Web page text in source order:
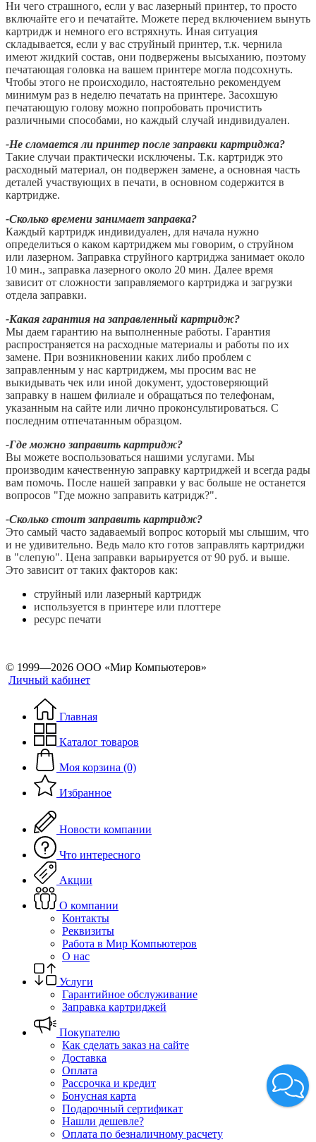
Ни чего страшного, если у вас лазерный принтер, то просто
включайте его и печатайте. Можете перед включением вынуть
картридж и немного его встряхнуть. Иная ситуация
складывается, если у вас струйный принтер, т.к. чернила
имеют жидкий состав, они подвержены высыханию, поэтому
печатающая головка на вашем принтере могла подсохнуть.
Чтобы этого не происходило, настоятельно рекомендуем
минимум раз в неделю печатать на принтере. Засохшую
печатающую голову можно попробовать прочистить
различными способами, но каждый случай индивидуален.
-Не сломается ли принтер после заправки картриджа?
Такие случаи практически исключены. Т.к. картридж это
расходный материал, он подвержен замене, а основная часть
деталей участвующих в печати, в основном содержится в
картридже.
-Сколько времени занимает заправка?
Каждый картридж индивидуален, для начала нужно
определиться о каком картриджем мы говорим, о струйном
или лазерном. Заправка струйного картриджа занимает около
10 мин., заправка лазерного около 20 мин. Далее время
зависит от сложности заправляемого картриджа и загрузки
отдела заправки.
-Какая гарантия на заправленный картридж?
Мы даем гарантию на выполненные работы. Гарантия
распространяется на расходные материалы и работы по их
замене. При возникновении каких либо проблем с
заправленным у нас картриджем, мы просим вас не
выкидывать чек или иной документ, удостоверяющий
заправку в нашем филиале и обращаться по телефонам,
указанным на сайте или лично проконсультироваться. С
последним отпечатанным образцом.
-Где можно заправить картридж?
Вы можете воспользоваться нашими услугами. Мы
производим качественную заправку картриджей и всегда рады
вам помочь. После нашей заправки у вас больше не останется
вопросов "Где можно заправить катридж?".
-Сколько стоит заправить картридж?
Это самый часто задаваемый вопрос который мы слышим, что
и не удивительно. Ведь мало кто готов заправлять картриджи
в "слепую". Цена заправки варьируется от 90 руб. и выше.
Это зависит от таких факторов как:
струйный или лазерный картридж
используется в принтере или плоттере
ресурс печати
© 1999—2026 ООО «Мир Компьютеров»
Личный кабинет
Главная
Каталог товаров
Моя корзина (0)
Избранное
Новости компании
Что интересного
Акции
О компании
Контакты
Реквизиты
Работа в Мир Компьютеров
О нас
Услуги
Гарантийное обслуживание
Заправка картриджей
Покупателю
Как сделать заказ на сайте
Доставка
Оплата
Рассрочка и кредит
Бонусная карта
Подарочный сертификат
Нашли дешевле?
Оплата по безналичному расчету